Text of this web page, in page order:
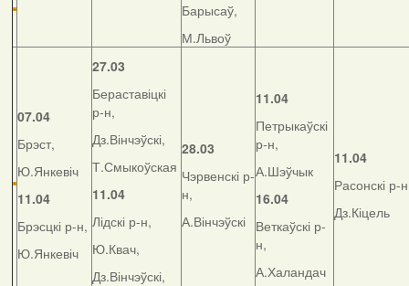
Барысаў,
М.Львоў
07.04
Брэст,
Ю.Янкевіч
11.04
Брэсцкі р-н,
Ю.Янкевіч
27.03
Бераставіцкі
р-н,
Дз.Вінчэўскі,
Т.Смыкоўская
11.04
Лідскі р-н,
Ю.Квач,
Дз.Вінчэўскі,
28.03
Чэрвенскі р-
н,
А.Вінчэўскі
11.04
Петрыкаўскі
р-н,
А.Шэўчык
16.04
Веткаўскі р-
н,
А.Халандач
11.04
Расонскі р-
Дз.Кіцель